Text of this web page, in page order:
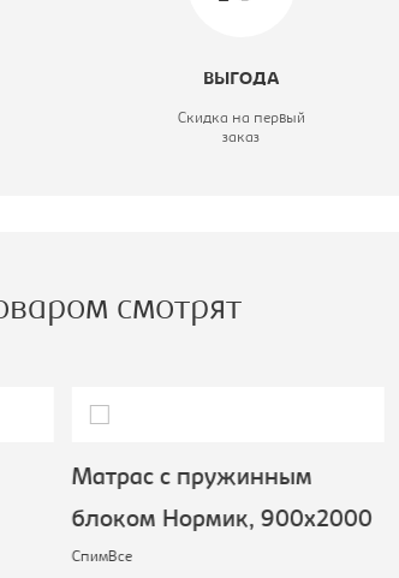
ВЫГОДА
Скидка на первый
заказ
смотрят
Матрас с пружинным
блоком Нормик, 900х2000
СпимВсе